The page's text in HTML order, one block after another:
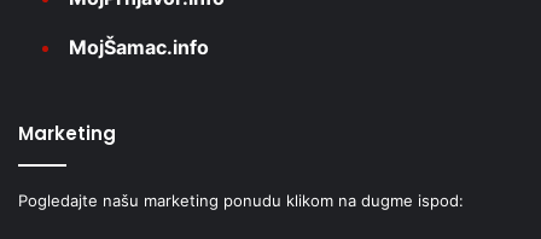
MojŠamac.info
Marketing
Pogledajte našu marketing ponudu klikom na dugme ispod: